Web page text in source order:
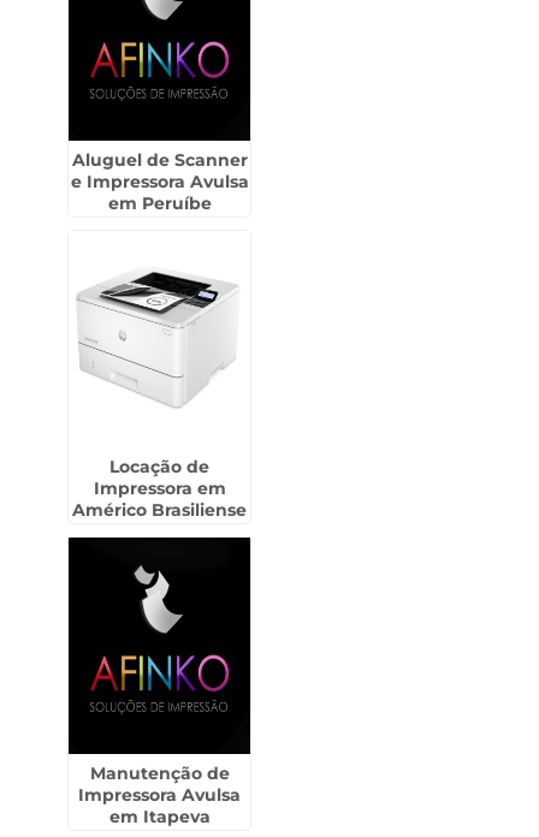
Aluguel de Scanner
e Impressora Avulsa
em Peruíbe
Locação de
Impressora em
Américo Brasiliense
Manutenção de
Impressora Avulsa
em Itapeva